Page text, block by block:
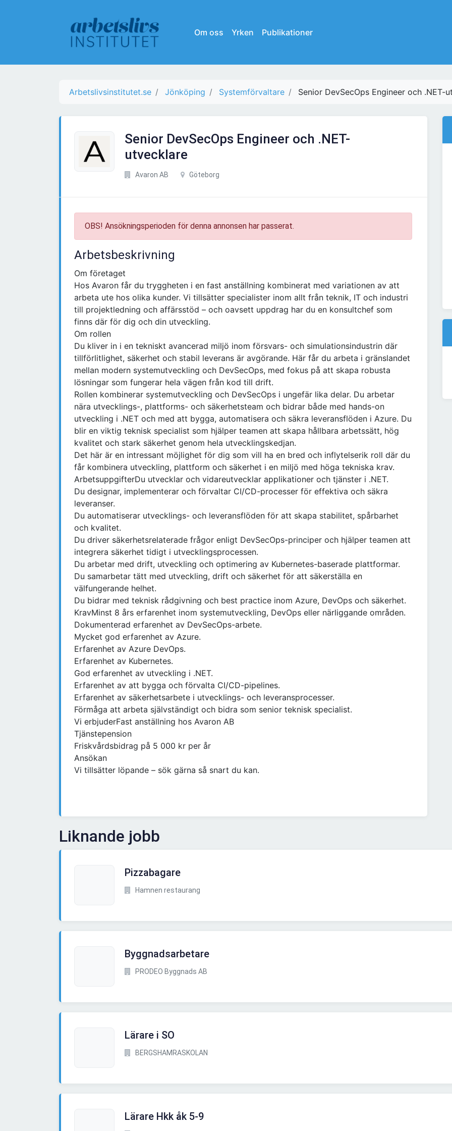
Om oss Yrken Publikationer
Arbetslivsinstitutet.se Jönköping Systemförvaltare Senior DevSecOps Engineer och .NET-
Senior DevSecOps Engineer och .NET-
utvecklare
Avaron AB Göteborg
OBS! Ansökningsperioden för denna annonsen har passerat.
Arbetsbeskrivning
Om företaget
Hos Avaron får du tryggheten i en fast anställning kombinerat med variationen av att
arbeta ute hos olika kunder. Vi tillsätter specialister inom allt från teknik, IT och industri
till projektledning och affärsstöd – och oavsett uppdrag har du en konsultchef som
finns där för dig och din utveckling.
Om rollen
Du kliver in i en tekniskt avancerad miljö inom försvars- och simulationsindustrin där
tillförlitlighet, säkerhet och stabil leverans är avgörande. Här får du arbeta i gränslandet
mellan modern systemutveckling och DevSecOps, med fokus på att skapa robusta
lösningar som fungerar hela vägen från kod till drift.
Rollen kombinerar systemutveckling och DevSecOps i ungefär lika delar. Du arbetar
nära utvecklings-, plattforms- och säkerhetsteam och bidrar både med hands-on
utveckling i .NET och med att bygga, automatisera och säkra leveransflöden i Azure. Du
blir en viktig teknisk specialist som hjälper teamen att skapa hållbara arbetssätt, hög
kvalitet och stark säkerhet genom hela utvecklingskedjan.
Det här är en intressant möjlighet för dig som vill ha en bred och inflytelserik roll där du
får kombinera utveckling, plattform och säkerhet i en miljö med höga tekniska krav.
ArbetsuppgifterDu utvecklar och vidareutvecklar applikationer och tjänster i .NET.
Du designar, implementerar och förvaltar CI/CD-processer för effektiva och säkra
leveranser.
Du automatiserar utvecklings- och leveransflöden för att skapa stabilitet, spårbarhet
och kvalitet.
Du driver säkerhetsrelaterade frågor enligt DevSecOps-principer och hjälper teamen att
integrera säkerhet tidigt i utvecklingsprocessen.
Du arbetar med drift, utveckling och optimering av Kubernetes-baserade plattformar.
Du samarbetar tätt med utveckling, drift och säkerhet för att säkerställa en
välfungerande helhet.
Du bidrar med teknisk rådgivning och best practice inom Azure, DevOps och säkerhet.
KravMinst 8 års erfarenhet inom systemutveckling, DevOps eller närliggande områden.
Dokumenterad erfarenhet av DevSecOps-arbete.
Mycket god erfarenhet av Azure.
Erfarenhet av Azure DevOps.
Erfarenhet av Kubernetes.
God erfarenhet av utveckling i .NET.
Erfarenhet av att bygga och förvalta CI/CD-pipelines.
Erfarenhet av säkerhetsarbete i utvecklings- och leveransprocesser.
Förmåga att arbeta självständigt och bidra som senior teknisk specialist.
Vi erbjuderFast anställning hos Avaron AB
Tjänstepension
Friskvårdsbidrag på 5 000 kr per år
Ansökan
Vi tillsätter löpande – sök gärna så snart du kan.
Liknande jobb
Pizzabagare
Hamnen restaurang
Byggnadsarbetare
PRODEO Byggnads AB
Lärare i SO
BERGSHAMRASKOLAN
Lärare Hkk åk 5-9